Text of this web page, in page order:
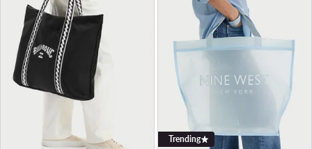
Trending